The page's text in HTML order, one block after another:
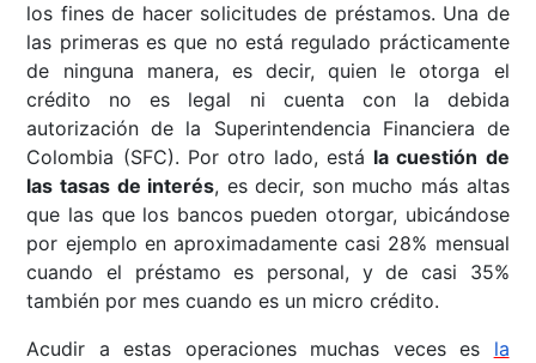
los fines de hacer solicitudes de préstamos. Una de
las primeras es que no está regulado prácticamente
de ninguna manera, es decir, quien le otorga el
crédito no es legal ni cuenta con la debida
autorización de la Superintendencia Financiera de
Colombia (SFC). Por otro lado, está la cuestión de
las tasas de interés, es decir, son mucho más altas
que las que los bancos pueden otorgar, ubicándose
por ejemplo en aproximadamente casi 28% mensual
cuando el préstamo es personal, y de casi 35%
también por mes cuando es un micro crédito.
Acudir a estas operaciones muchas veces es la